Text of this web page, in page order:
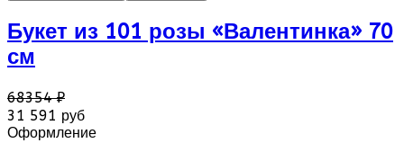
Букет из 101 розы «Валентинка» 70
см
68354 ₽
31 591 руб
Оформление